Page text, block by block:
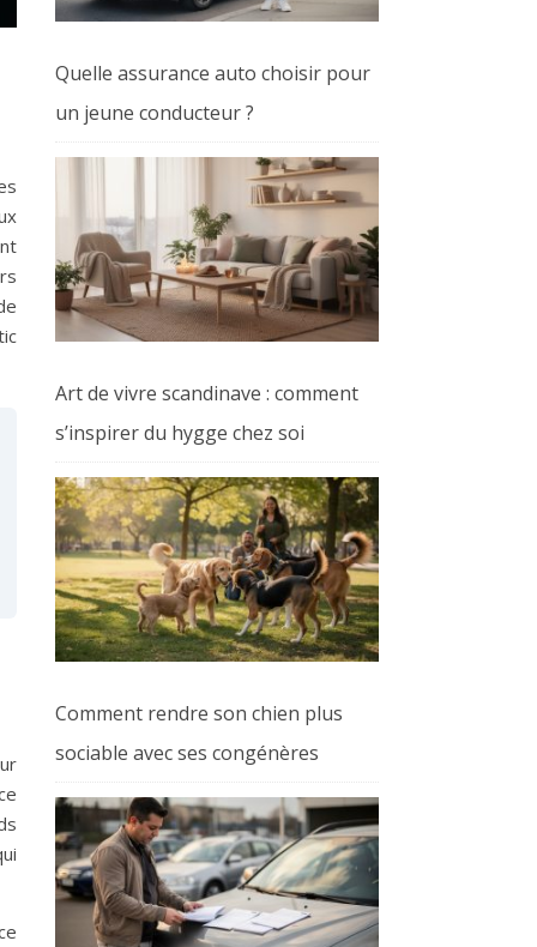
Quelle assurance auto choisir pour
un jeune conducteur ?
Art de vivre scandinave : comment
s’inspirer du hygge chez soi
Comment rendre son chien plus
sociable avec ses congénères